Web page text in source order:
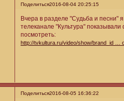
Поделиться2016-08-04 20:25:15
Вчера в разделе "Судьба и песни"
телеканале "Культура"
посмотреть:
http://tvkultura.ru/video/show/brand_id …
Поделиться2016-08-05 16:36:22